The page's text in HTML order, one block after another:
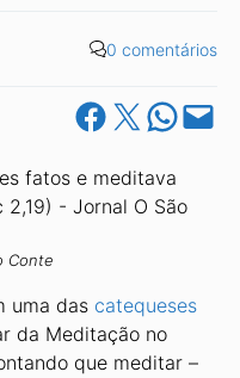
0 comentários
Share on Facebook
Share on X Share on
Email this
Conte
uma das catequeses
da Meditação no
que meditar –